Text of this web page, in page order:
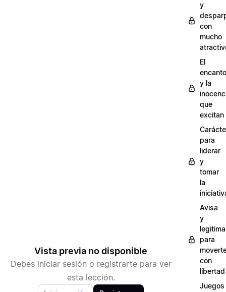
Vista previa no disponible
Debes iniciar sesión o registrarte para ver
esta lección.
y
con
mucho
El
encanto
y la
que
excitan
para
liderar
y
tomar
la
Avisa
y
legitima
para
con
libertad
Juegos